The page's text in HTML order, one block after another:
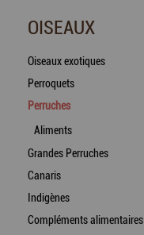
OISEAUX
Oiseaux exotiques
Perroquets
Perruches
Aliments
Grandes Perruches
Canaris
Indigènes
Compléments alimentaires